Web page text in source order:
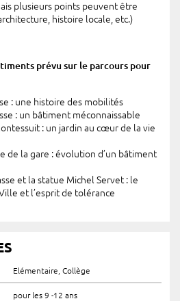
plusieurs points peuvent être
histoire locale, etc.)
prévu sur le parcours pour
: une histoire des mobilités
: un bâtiment méconnaissable
: un jardin au cœur de la vie
de la gare : évolution d’un bâtiment
et la statue Michel Servet : le
et l’esprit de tolérance
Elémentaire, Collège
pour les 9 -12 ans